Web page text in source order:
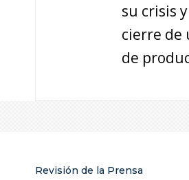
su crisis
cierre de
de
Revisión de la Prensa